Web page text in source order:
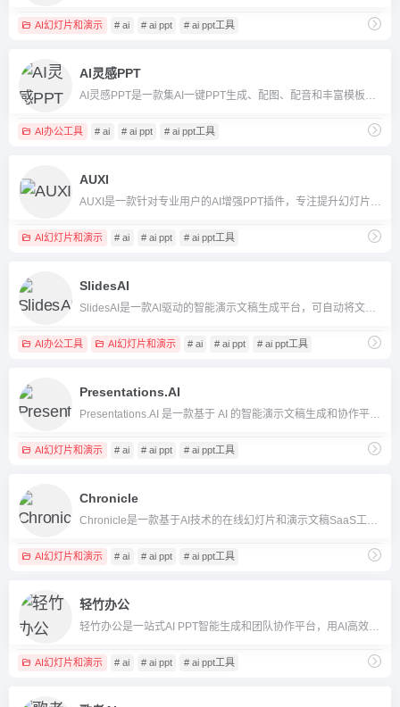
AI幻灯片和演示 # ai # ai ppt # ai ppt工具
AI灵感PPT
AI办公工具 # ai # ai ppt # ai ppt工具
AUXI
AI幻灯片和演示 # ai # ai ppt # ai ppt工具
SlidesAI
AI办公工具 AI幻灯片和演示 # ai # ai ppt # ai ppt工具
Presentations.AI
AI幻灯片和演示 # ai # ai ppt # ai ppt工具
Chronicle
AI幻灯片和演示 # ai # ai ppt # ai ppt工具
轻竹办公
AI幻灯片和演示 # ai # ai ppt # ai ppt工具